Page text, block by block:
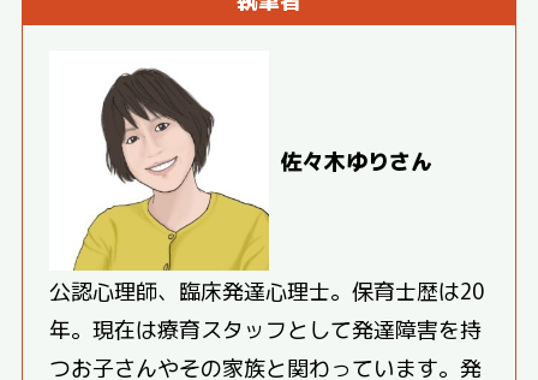
佐々木ゆりさん
公認心理師、臨床発達心理士。保育士歴は20
年。現在は療育スタッフとして発達障害を持
つお子さんやその家族と関わっています。発